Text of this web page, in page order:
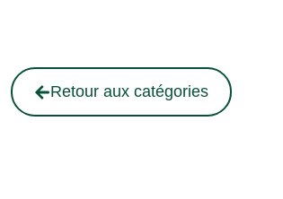
Retour aux catégories